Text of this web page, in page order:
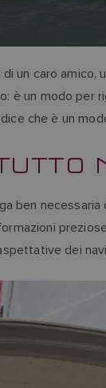
un caro
è un modo per
che è un
ben
dei